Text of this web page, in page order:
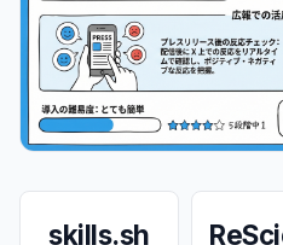
skills.sh